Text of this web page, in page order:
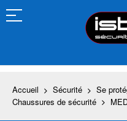
au
contenu
Accueil Sécurité Se
Chaussures de sécurité